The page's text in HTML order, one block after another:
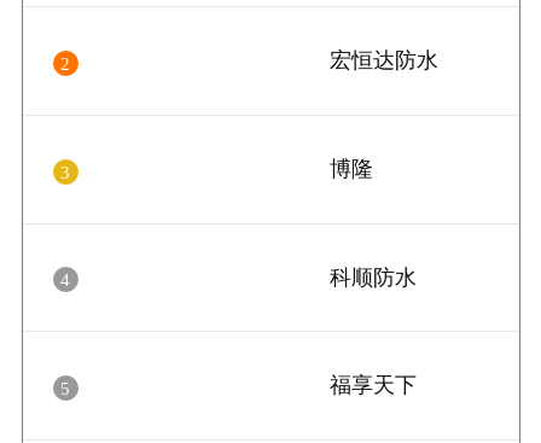
2 宏恒达防水
3 博隆
4 科顺防水
5 福享天下